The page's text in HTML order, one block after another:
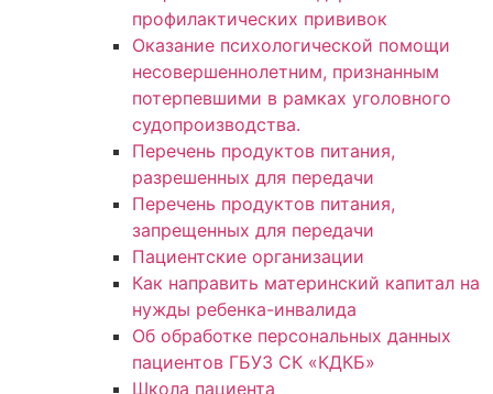
профилактических прививок
Оказание психологической помощи
несовершеннолетним, признанным
потерпевшими в рамках уголовного
судопроизводства.
Перечень продуктов питания,
разрешенных для передачи
Перечень продуктов питания,
запрещенных для передачи
Пациентские организации
Как направить материнский капитал на
нужды ребенка-инвалида
Об обработке персональных данных
пациентов ГБУЗ СК «КДКБ»
Школа пациента